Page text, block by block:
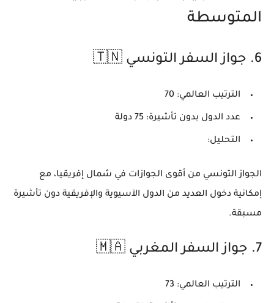
المتوسطة
6. جواز السفر التونسي 🇹🇳
الترتيب العالمي:
عدد الدول بدون تأشيرة:
التحليل:
الجواز التونسي من أقوى الجوازات في شمال إفريقيا، مع
إمكانية دخول العديد من الدول الآسيوية والإفريقية دون تأشيرة
مسبقة.
7. جواز السفر المغربي 🇲🇦
الترتيب العالمي: